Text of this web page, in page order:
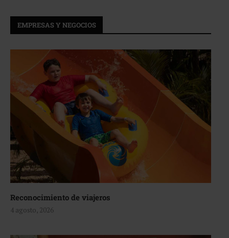
EMPRESAS Y NEGOCIOS
Reconocimiento de viajeros
4 agosto, 2026